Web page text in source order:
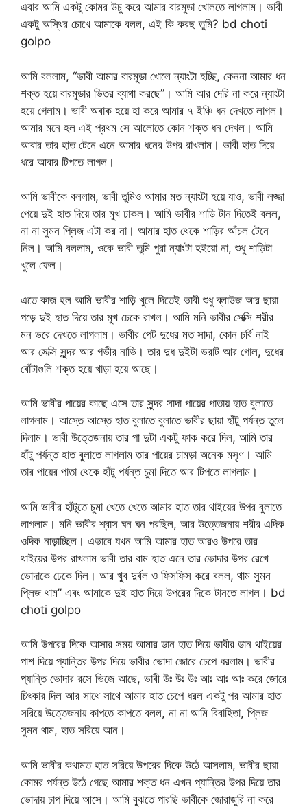
এবার আমি একটু কোমর উচু করে আমার বারমুডা খোলতে লাগলাম। ভাবী
একটু অস্থির চোখে আমাকে বলল, এই কি করছ তুমি? bd choti
golpo
আমি বললাম, “ভাবী আমার বারমুডা খোলে ন্যাংটা হচ্ছি, কেননা আমার ধন
শক্ত হয়ে বারমুডার ভিতর ব্যাথা করছে”। আমি আর দেরি না করে ন্যাংটা
হয়ে গেলাম। ভাবী অবাক হয়ে হা করে আমার ৭ ইঞ্চি ধন দেখতে লাগল।
আমার মনে হল এই প্রথম সে আলোতে কোন শক্ত ধন দেখল। আমি
আবার তার হাত টেনে এনে আমার ধনের উপর রাখলাম। ভাবী হাত দিয়ে
ধরে আবার টিপতে লাগল।
আমি ভাবীকে বললাম, ভাবী তুমিও আমার মত ন্যাংটা হয়ে যাও, ভাবী লজ্জা
পেয়ে দুই হাত দিয়ে তার মুখ ঢাকল। আমি ভাবীর শাড়ি টান দিতেই বলল,
না না সুমন প্লিজ এটা কর না। আমার হাত থেকে শাড়ির আঁচল টেনে
নিল। আমি বললাম, ওকে ভাবী তুমি পুরা ন্যাংটা হইয়ো না, শুধু শাড়িটা
খুলে ফেল।
এতে কাজ হল আমি ভাবীর শাড়ি খুলে দিতেই ভাবী শুধু ব্লাউজ আর ছায়া
পড়ে দুই হাত দিয়ে তার মুখ ঢেকে রাখল। আমি মনি ভাবীর সেক্সি শরীর
মন ভরে দেখতে লাগলাম। ভাবীর পেট দুধের মত সাদা, কোন চর্বি নাই
আর সেক্সি সুন্দর আর গভীর নাভি। তার দুধ দুইটা ভরাট আর গোল, দুধের
বোঁটাগুলি শক্ত হয়ে খাড়া হয়ে আছে।
আমি ভাবীর পায়ের কাছে এসে তার সুন্দর সাদা পায়ের পাতায় হাত বুলাতে
লাগলাম। আস্তে আস্তে হাত বুলাতে বুলাতে ভাবীর ছায়া হাঁটু পর্যন্ত তুলে
দিলাম। ভাবী উত্তেজনায় তার পা দুটা একটু ফাক করে দিল, আমি তার
হাঁটু পর্যন্ত হাত বুলাতে লাগলাম তার পায়ের চামড়া অনেক মসৃণ। আমি
তার পায়ের পাতা থেকে হাঁটু পর্যন্ত চুমা দিতে আর টিপতে লাগলাম।
আমি ভাবীর হাঁটুতে চুমা খেতে খেতে আমার হাত তার থাইয়ের উপর বুলাতে
লাগলাম। মনি ভাবীর শ্বাস ঘন ঘন পরছিল, আর উত্তেজনায় শরীর এদিক
ওদিক নাড়াচ্ছিল। এভাবে যখন আমি আমার হাত আরও উপরে তার
থাইয়ের উপর রাখলাম ভাবী তার বাম হাত এনে তার ভোদার উপর রেখে
ভোদাকে ঢেকে দিল। আর খুব দুর্বল ও ফিসফিস করে বলল, থাম সুমন
প্লিজ থাম” এবং আমাকে দুই হাত দিয়ে উপরের দিকে টানতে লাগল। bd
choti golpo
আমি উপরের দিকে আসার সময় আমার ডান হাত দিয়ে ভাবীর ডান থাইয়ের
পাশ দিয়ে প্যান্তির উপর দিয়ে ভাবীর ভোদা জোরে চেপে ধরলাম। ভাবীর
প্যান্তি ভোদার রসে ভিজে আছে, ভাবী উঃ উঃ উঃ আঃ আঃ আঃ করে জোরে
চিৎকার দিল আর সাথে সাথে আমার হাত চেপে ধরল একটু পর আমার হাত
সরিয়ে উত্তেজনায় কাপতে কাপতে বলল, না না আমি বিবাহিতা, প্লিজ
সুমন থাম, হাত সরিয়ে আন।
আমি ভাবীর কথামত হাত সরিয়ে উপরের দিকে উঠে আসলাম, ভাবীর ছায়া
কোমর পর্যন্ত উঠে গেছে আমার শক্ত ধন এখন প্যান্তির উপর দিয়ে তার
ভোদায় চাপ দিয়ে আসে। আমি বুঝতে পারছি ভাবীকে জোরাজুরি না করে